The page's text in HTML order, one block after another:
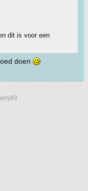
dit is voor een
doen